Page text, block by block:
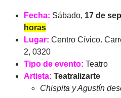
Fecha: Sábado, 17 de
horas
Lugar: Centro Cívico.
2, 0320
Tipo de evento: Teatro
Artista: Teatralizarte
Chispita y Agustín